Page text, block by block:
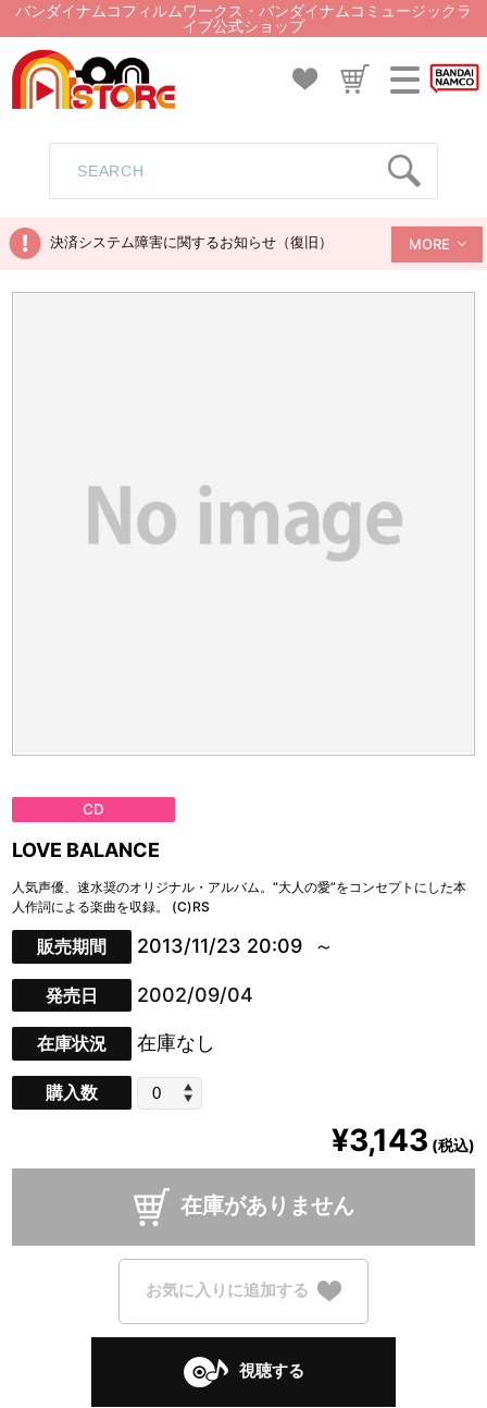
バンダイナムコフィルムワークス・バンダイナムコミュージックラ
イブ公式ショップ
決済システム障害に関するお知らせ（復旧） MORE
CD
LOVE BALANCE
人気声優、速水奨のオリジナル・アルバム。“大人の愛”をコンセプトにした本
人作詞による楽曲を収録。 (C)RS
販売期間 2013/11/23 20:09
発売日 2002/09/04
在庫状況 在庫なし
購入数
¥3,143 (税込)
在庫がありません
お気に入りに追加する
視聴する